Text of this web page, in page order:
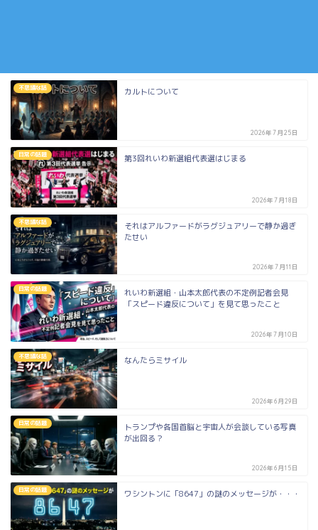
不思議な話 カルトについて
2026年7月25日
日常の話題 第3回れいわ新選組代表選はじまる
2026年7月18日
不思議な話
それはアルファードがラグジュアリーで静か過ぎ
たせい
2026年7月11日
日常の話題
れいわ新選組・山本太郎代表の不定例記者会見
「スピード違反について」を見て思ったこと
2026年7月10日
不思議な話 なんたらミサイル
2026年6月29日
日常の話題
トランプや各国首脳と宇宙人が会談している写真
が出回る？
2026年6月15日
日常の話題 ワシントンに「8647」の謎のメッセージが・・・